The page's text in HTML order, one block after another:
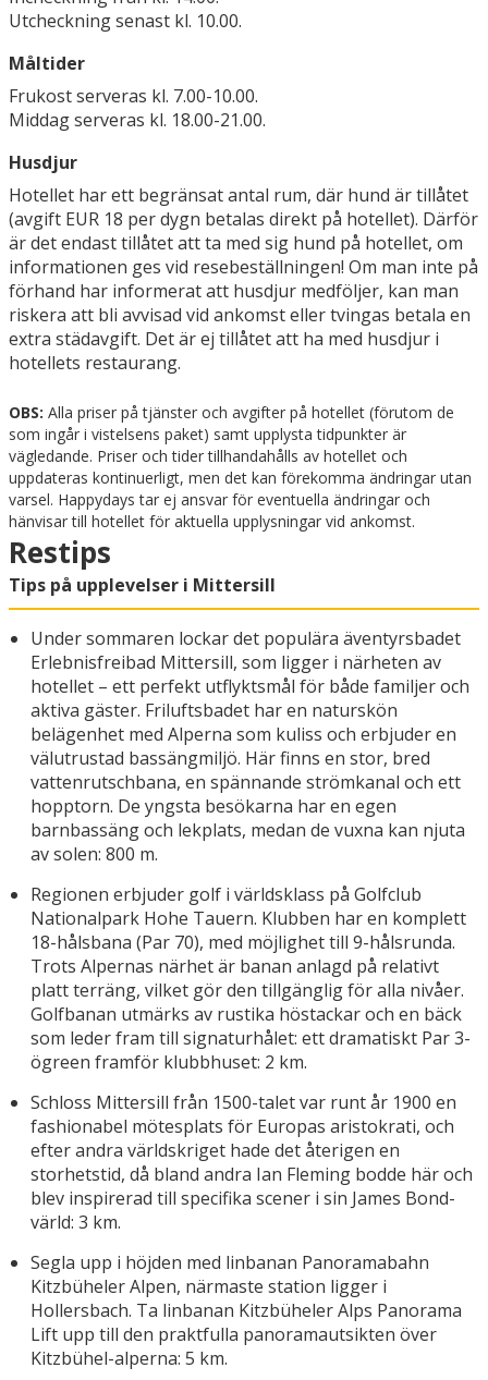
Utcheckning senast kl. 10.00.
Måltider
Frukost serveras kl. 7.00-10.00.
Middag serveras kl. 18.00-21.00.
Husdjur
Hotellet har ett begränsat antal rum, där hund är tillåtet
(avgift EUR 18 per dygn betalas direkt på hotellet). Därför
är det endast tillåtet att ta med sig hund på hotellet, om
informationen ges vid resebeställningen! Om man inte på
förhand har informerat att husdjur medföljer, kan man
riskera att bli avvisad vid ankomst eller tvingas betala en
extra städavgift. Det är ej tillåtet att ha med husdjur i
hotellets restaurang.
OBS: Alla priser på tjänster och avgifter på hotellet (förutom de
som ingår i vistelsens paket) samt upplysta tidpunkter är
vägledande. Priser och tider tillhandahålls av hotellet och
uppdateras kontinuerligt, men det kan förekomma ändringar utan
varsel. Happydays tar ej ansvar för eventuella ändringar och
hänvisar till hotellet för aktuella upplysningar vid ankomst.
Restips
Tips på upplevelser i Mittersill
Under sommaren lockar det populära äventyrsbadet
Erlebnisfreibad Mittersill, som ligger i närheten av
hotellet – ett perfekt utflyktsmål för både familjer och
aktiva gäster. Friluftsbadet har en naturskön
belägenhet med Alperna som kuliss och erbjuder en
välutrustad bassängmiljö. Här finns en stor, bred
vattenrutschbana, en spännande strömkanal och ett
hopptorn. De yngsta besökarna har en egen
barnbassäng och lekplats, medan de vuxna kan njuta
av solen: 800 m.
Regionen erbjuder golf i världsklass på Golfclub
Nationalpark Hohe Tauern. Klubben har en komplett
18-hålsbana (Par 70), med möjlighet till 9-hålsrunda.
Trots Alpernas närhet är banan anlagd på relativt
platt terräng, vilket gör den tillgänglig för alla nivåer.
Golfbanan utmärks av rustika höstackar och en bäck
som leder fram till signaturhålet: ett dramatiskt Par 3-
ögreen framför klubbhuset: 2 km.
Schloss Mittersill från 1500-talet var runt år 1900 en
fashionabel mötesplats för Europas aristokrati, och
efter andra världskriget hade det återigen en
storhetstid, då bland andra Ian Fleming bodde här och
blev inspirerad till specifika scener i sin James Bond-
värld: 3 km.
Segla upp i höjden med linbanan Panoramabahn
Kitzbüheler Alpen, närmaste station ligger i
Hollersbach. Ta linbanan Kitzbüheler Alps Panorama
Lift upp till den praktfulla panoramautsikten över
Kitzbühel-alperna: 5 km.